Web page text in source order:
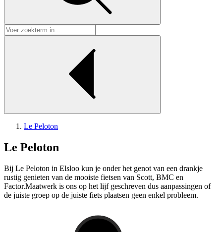
Le Peloton
Le Peloton
Bij Le Peloton in Elsloo kun je onder het genot van een drankje
rustig genieten van de mooiste fietsen van Scott, BMC en
Factor.Maatwerk is ons op het lijf geschreven dus aanpassingen of
de juiste groep op de juiste fiets plaatsen geen enkel probleem.